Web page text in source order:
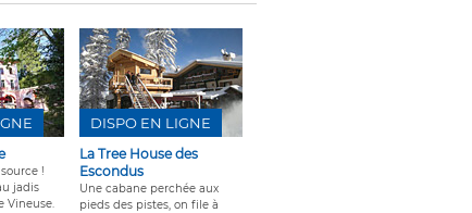
!
jadis
Vineuse.
La Tree House des
Escondus
Une cabane perchée aux
pieds des pistes, on file à
DISPO EN LIGNE